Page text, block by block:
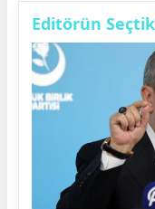
Editörün